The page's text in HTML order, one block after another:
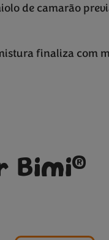
de camarão
finaliza com
Bimi®